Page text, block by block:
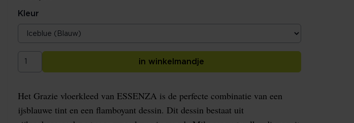
Kleur
in winkelmandje
Het Grazie vloerkleed van ESSENZA is de perfecte combinatie van een
ijsblauwe tint en een flamboyant dessin. Dit dessin bestaat uit